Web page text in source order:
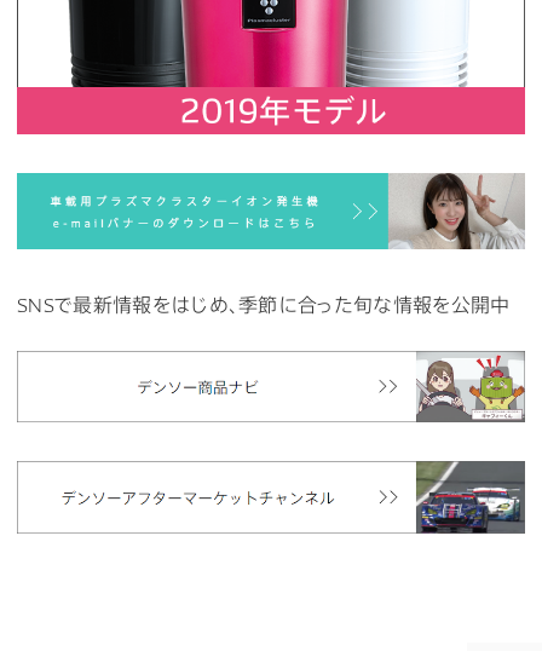
SNSで最新情報をはじめ、季節に合った旬な情報を公開中